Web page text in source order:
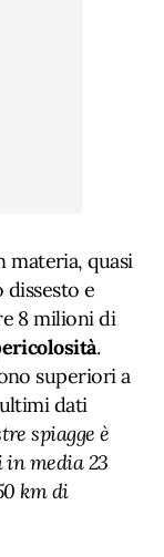
materia, quasi
e
8 milioni di
.
superiori a
dati
spiagge è
in media 23
km di